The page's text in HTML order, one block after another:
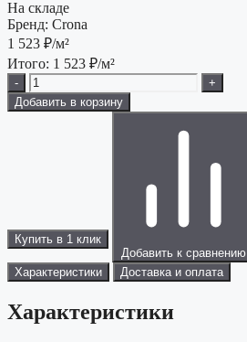
На складе
Бренд: Crona
1 523 ₽/м²
Итого: 1 523 ₽/м²
-
+
Добавить в корзину
Купить в 1 клик
Добавить к сравнению
Характеристики
Доставка и оплата
Характеристики